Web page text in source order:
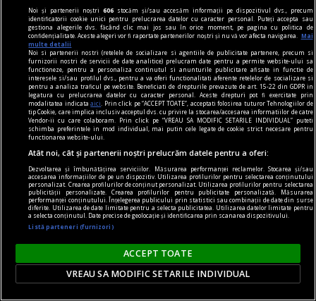
axa dus-întors
Avram Iancu – 200
Și totuși, posteritatea lui este impresionantă și
oricine mai simte românește nu poate să nu
simtă o înaltă emoție gîndindu-se la el.
Sever VOINESCU
Noi și partenerii noștri606 stocăm și/sau accesăm informații pe dispozitivul dvs., precum
identificatorii cookie unici pentru prelucrarea datelor cu caracter personal. Puteți accepta sau
gestiona alegerile dvs. făcând clic mai jos sau în orice moment, pe pagina cu politica de
confidențialitate. Aceste alegeri vor fi raportate partenerilor noștri și nu vă vor afecta navigarea.
Mai
multe detalii
Noi si partenerii nostri (retelele de socializare si agentiile de publicitate partenere, precum si
furnizorii nostri de servicii de date analitice) prelucram date pentru a permite website-ului sa
functioneze, pentru a personaliza continutul si anunturile publicitare afisate in functie de
interesele si/sau profilul dvs., pentru a va oferi functionalitati aferente retelelor de socializare si
pentru a analiza traficul pe website. Beneficiati de drepturile prevazute de art. 15-22 din GDPR in
legatura cu prelucrarea datelor cu caracter personal. Aceste drepturi pot fi exercitate prin
modalitatea indicataaici
. Prin click pe “ACCEPT TOATE”, acceptati folosirea tuturor Tehnologiilor de
tip Cookie, care implica inclusiv acceptul dvs. cu privire la stocarea/accesarea informatiilor de catre
Vendor-ii cu care colaboram. Prin click pe “VREAU SA MODIFIC SETARILE INDIVIDUAL” puteti
schimba preferintele in mod individual, mai putin cele legate de cookie strict necesare pentru
functionarea website-ului.
Atât noi, cât și partenerii noștri prelucrăm datele pentru a oferi:
Dezvoltarea și îmbunătățirea serviciilor. Măsurarea performanței reclamelor. Stocarea și/sau
accesarea informațiilor de pe un dispozitiv. Utilizarea profilurilor pentru selectarea conținutului
personalizat. Crearea profilurilor de conținut personalizat. Utilizarea profilurilor pentru selectarea
publicității personalizate. Crearea profilurilor pentru publicitate personalizată. Măsurarea
performanței conținutului. Înțelegerea publicului prin statistici sau combinații de date din surse
diferite. Utilizarea de date limitate pentru a selecta publicitatea. Utilizarea datelor limitate pentru
a selecta conținutul. Date precise de geolocație și identificarea prin scanarea dispozitivului.
Listă parteneri (furnizori)
ACCEPT TOATE
VREAU SA MODIFIC SETARILE INDIVIDUAL